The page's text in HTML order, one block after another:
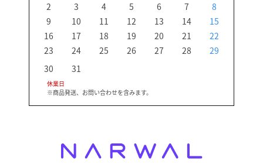
2
3 4 5 6 7
8
9
10 11 12 13 14
15
16
17 18 19 20 21
22
23
24 25 26 27 28
29
30
31
休業日
※商品発送、お問い合わせを含みます。